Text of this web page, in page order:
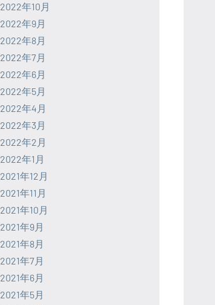
2022年10月
2022年9月
2022年8月
2022年7月
2022年6月
2022年5月
2022年4月
2022年3月
2022年2月
2022年1月
2021年12月
2021年11月
2021年10月
2021年9月
2021年8月
2021年7月
2021年6月
2021年5月